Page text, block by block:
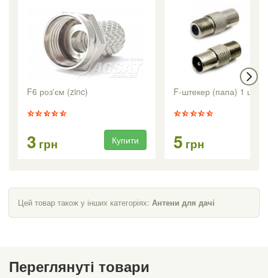
F6 роз'єм (zinc)
3 грн Купити
F-штекер (папа) 1 шт.
5 грн
Цей товар також у інших категоріях: Антени для дачі
Переглянуті товари